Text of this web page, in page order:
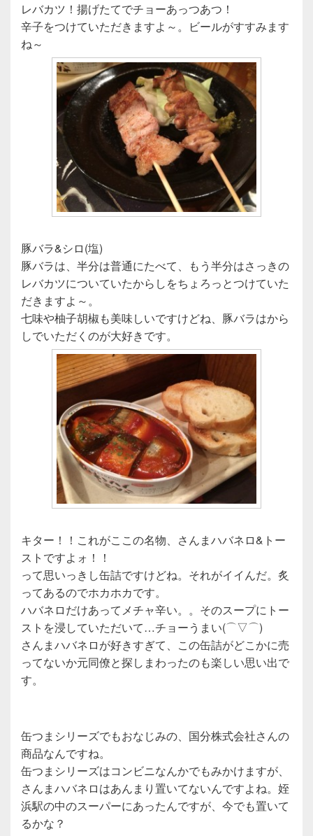
レバカツ！揚げたてでチョーあっつあつ！
辛子をつけていただきますよ～。ビールがすすみます
ね～
豚バラ&シロ(塩)
豚バラは、半分は普通にたべて、もう半分はさっきの
レバカツについていたからしをちょろっとつけていた
だきますよ～。
七味や柚子胡椒も美味しいですけどね、豚バラはから
しでいただくのが大好きです。
キター！！これがここの名物、さんまハバネロ&トー
ストですよォ！！
って思いっきし缶詰ですけどね。それがイイんだ。炙
ってあるのでホカホカです。
ハバネロだけあってメチャ辛い。。そのスープにトー
ストを浸していただいて…チョーうまい(⌒▽⌒)
さんまハバネロが好きすぎて、この缶詰がどこかに売
ってないか元同僚と探しまわったのも楽しい思い出で
す。
缶つまシリーズでもおなじみの、国分株式会社さんの
商品なんですね。
缶つまシリーズはコンビニなんかでもみかけますが、
さんまハバネロはあんまり置いてないんですよね。姪
浜駅の中のスーパーにあったんですが、今でも置いて
るかな？